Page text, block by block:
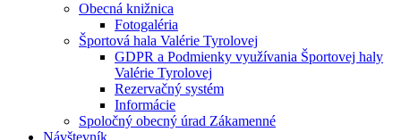
Obecná knižnica
Fotogaléria
Športová hala Valérie Tyrolovej
GDPR a Podmienky využívania Športovej haly
Valérie Tyrolovej
Rezervačný systém
Informácie
Spoločný obecný úrad Zákamenné
Návštevník